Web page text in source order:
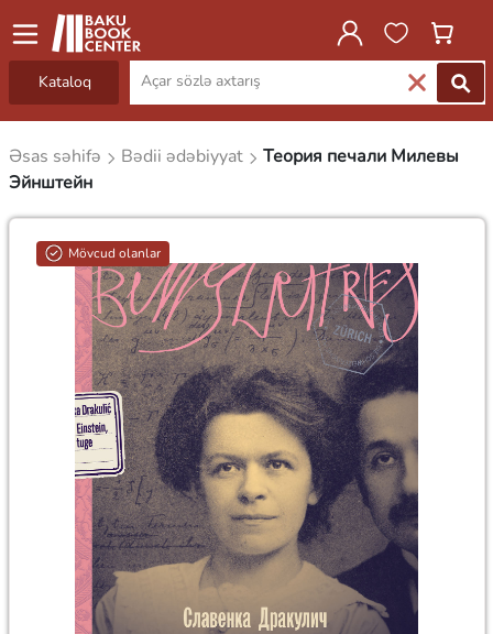
Kataloq
Əsas səhifə Bədii ədəbiyyat
Теория печали Милевы
Эйнштейн
Mövcud olanlar